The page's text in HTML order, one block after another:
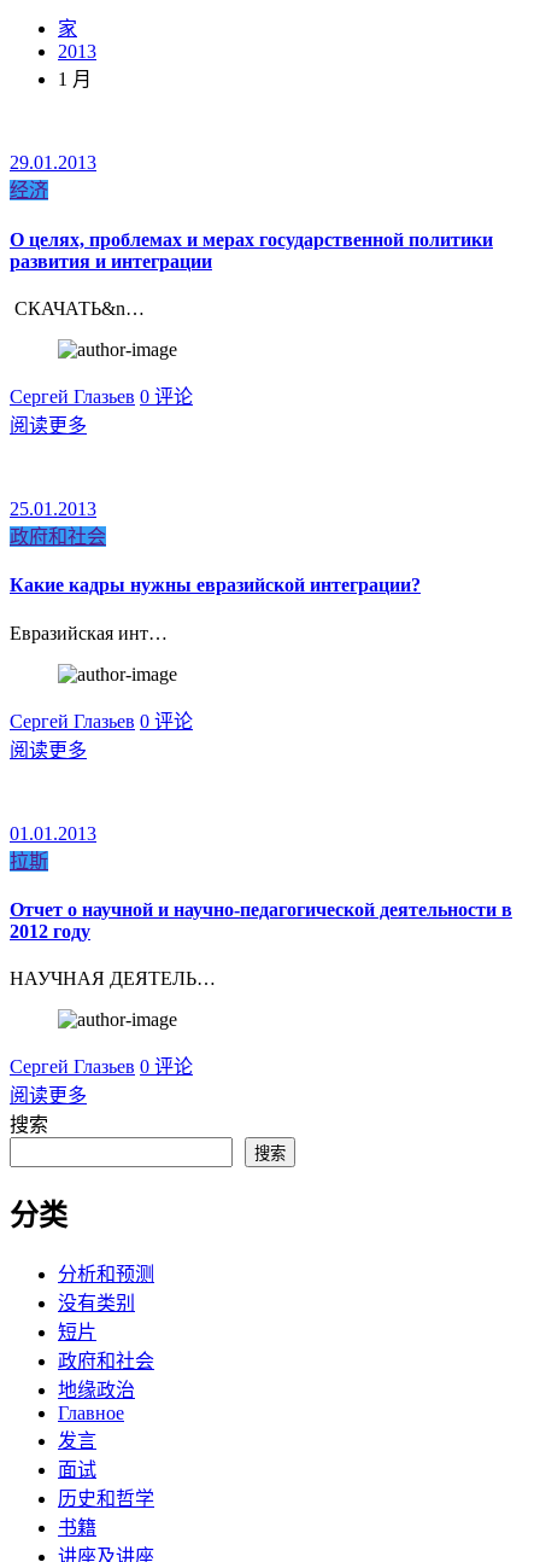
家
2013
1 月
29.01.2013
经济
О целях, проблемах и мерах государственной политики
развития и интеграции
СКАЧАТЬ&n…
Сергей Глазьев 0 评论
阅读更多
25.01.2013
政府和社会
Какие кадры нужны евразийской интеграции?
Евразийская инт…
Сергей Глазьев 0 评论
阅读更多
01.01.2013
拉斯
Отчет о научной и научно-педагогической деятельности в
2012 году
НАУЧНАЯ ДЕЯТЕЛЬ…
Сергей Глазьев 0 评论
阅读更多
搜索
搜索
分类
分析和预测
没有类别
短片
政府和社会
地缘政治
Главное
发言
面试
历史和哲学
书籍
讲座及讲座